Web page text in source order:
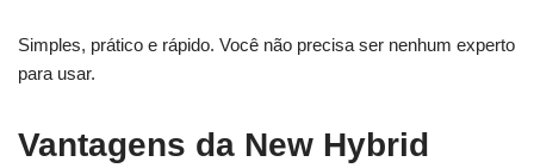
Simples, prático e rápido. Você não precisa ser nenhum experto
para usar.
Vantagens da New Hybrid